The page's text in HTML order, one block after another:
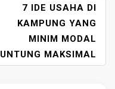
7 IDE USAHA DI
KAMPUNG YANG
MINIM MODAL
UNTUNG MAKSIMAL